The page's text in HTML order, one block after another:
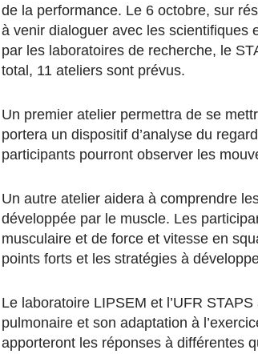
de la performance. Le 6 octobre, sur
à venir dialoguer avec les scientifiques
par les laboratoires de recherche, le
total, 11 ateliers sont prévus.
Un premier atelier permettra de se
portera un dispositif d’analyse du
participants pourront observer les
Un autre atelier aidera à comprendre
développée par le muscle. Les
musculaire et de force et vitesse en
points forts et les stratégies à
Le laboratoire LIPSEM et l’UFR
pulmonaire et son adaptation à
apporteront les réponses à différentes